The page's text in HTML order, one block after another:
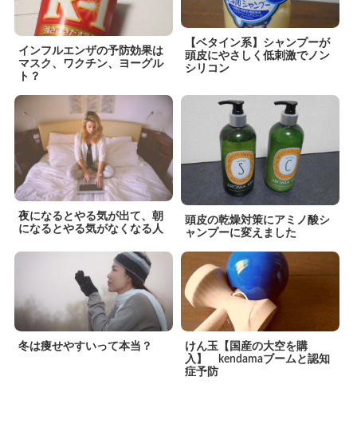
インフルエンザの予防効果は
マスク、ワクチン、ヨーグル
ト？
【ベタイン系】シャンプーが
頭皮にやさしく低刺激でノン
シリコン
夜になるとやる気が出て、朝
になるとやる気がなくなる人
頭皮の乾燥対策にアミノ酸シ
ャンプーに変えました
冬は痩せやすいって本当？
けん玉【国産の大空を購
入】 kendamaブームと認知
症予防